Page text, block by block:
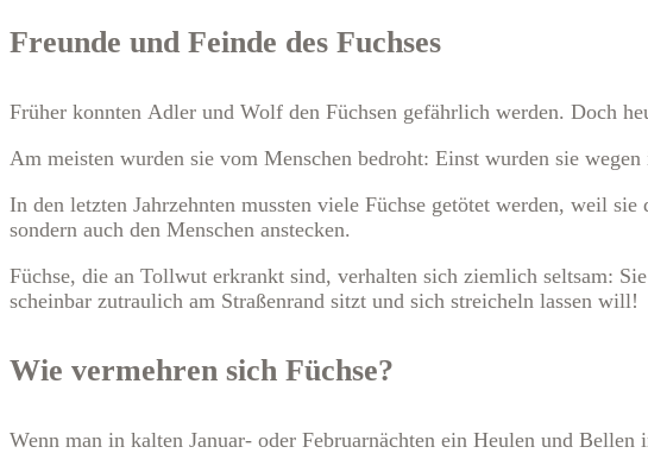
Freunde und Feinde des Fuchses
Früher konnten Adler und Wolf den Füchsen gefährlich werden. Doch
Am meisten wurden sie vom Menschen bedroht: Einst wurden sie wegen
In den letzten Jahrzehnten mussten viele Füchse getötet werden, weil
sondern auch den Menschen anstecken.
Füchse, die an Tollwut erkrankt sind, verhalten sich ziemlich seltsam:
scheinbar zutraulich am Straßenrand sitzt und sich streicheln lassen will!
Wie vermehren sich Füchse?
Wenn man in kalten Januar- oder Februarnächten ein Heulen und